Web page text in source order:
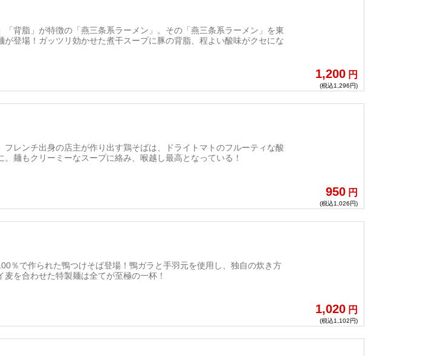
「背脂」が特徴の「燕三条系ラーメン」。その「燕三条系ラーメン」を東
登場！ガッツリ効かせた煮干スープに豚の背脂、程よい酸味がクセにな
1,200 円
(税込1,296円)
レンチ出身の店主が作り出す鶏そばは、ドライトマトのフルーティな酸
麺もクリーミーなスープに絡み、喉越し最高となっている！
950 円
(税込1,026円)
％で作られた鴨つけそば登場！鴨ガラと手羽元を使用し、独自の炊き方
を合わせた特製麺は全てが至極の一杯！
1,020 円
(税込1,102円)